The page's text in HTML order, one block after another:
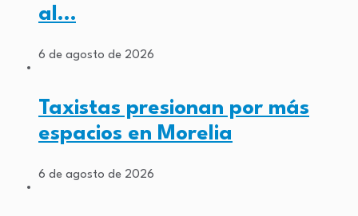
al…
6 de agosto de 2026
Taxistas presionan por más
espacios en Morelia
6 de agosto de 2026